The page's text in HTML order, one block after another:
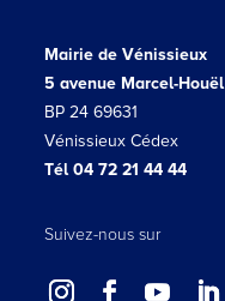
Mairie de Vénissieux
5 avenue Marcel-Houël
BP 24 69631
Vénissieux Cédex
Tél 04 72 21 44 44
Suivez-nous sur